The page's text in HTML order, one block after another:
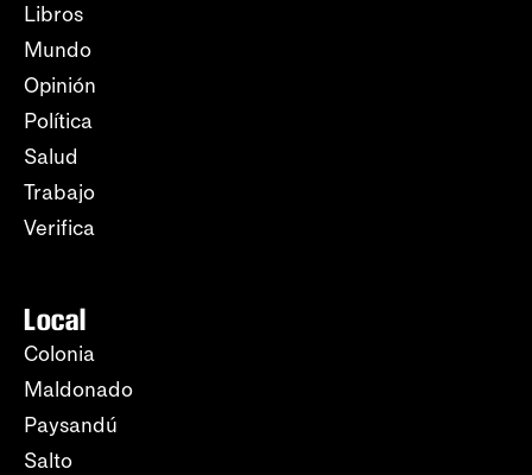
Libros
Mundo
Opinión
Política
Salud
Trabajo
Verifica
Local
Colonia
Maldonado
Paysandú
Salto